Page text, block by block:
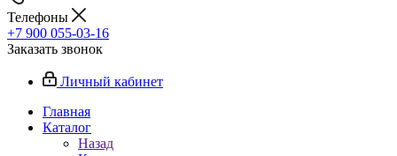
Телефоны
+7 900 055-03-16
Заказать звонок
Личный кабинет
Главная
Каталог
Назад